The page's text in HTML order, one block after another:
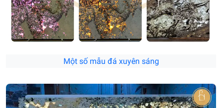
Một số mẫu đá xuyên sáng